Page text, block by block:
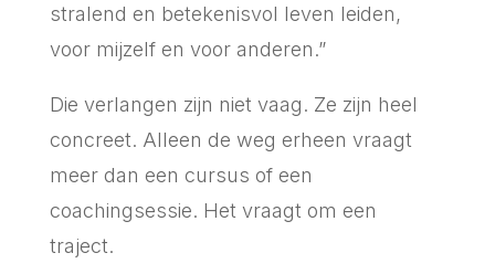
stralend en betekenisvol leven leiden,
voor mijzelf en voor anderen.”
Die verlangen zijn niet vaag. Ze zijn heel
concreet. Alleen de weg erheen vraagt
meer dan een cursus of een
coachingsessie. Het vraagt om een
traject.